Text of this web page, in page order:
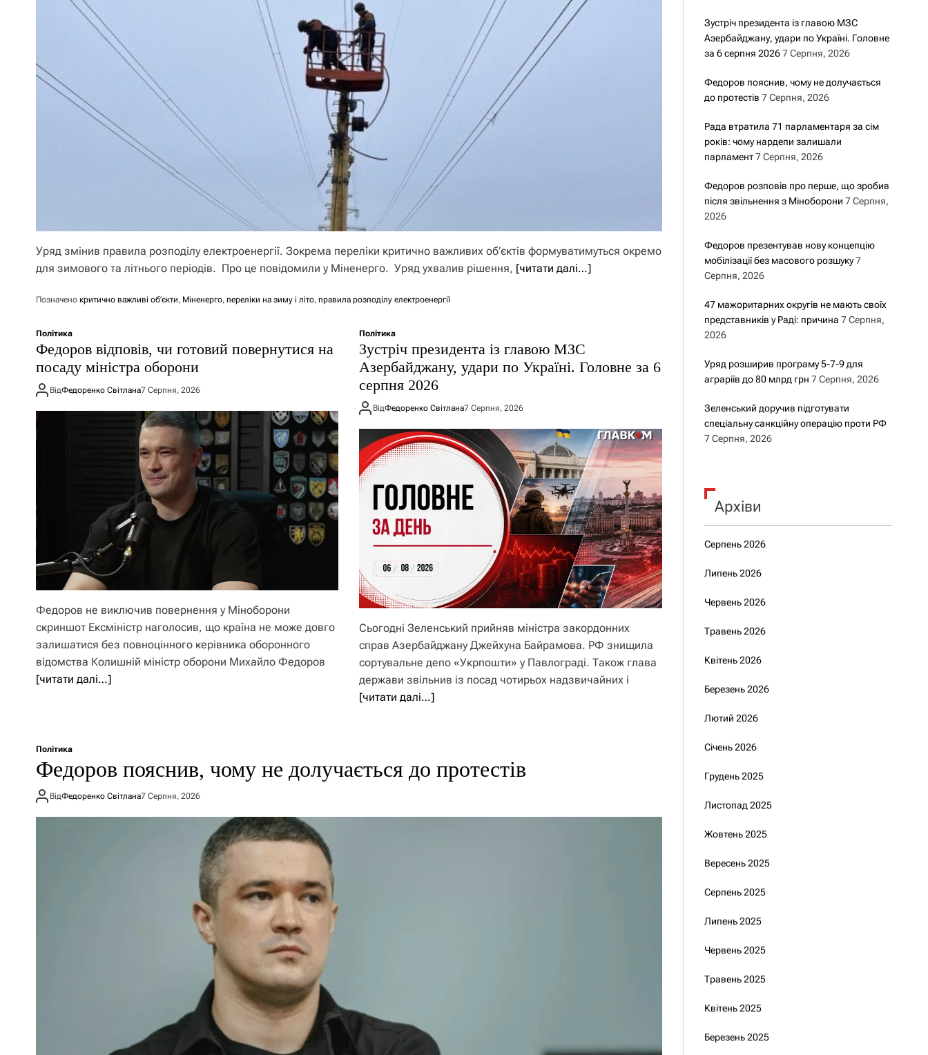
Уряд змінив правила розподілу електроенергії. Зокрема переліки критично важливих об’єктів формуватимуться окремо
для зимового та літнього періодів. Про це повідомили у Міненерго. Уряд ухвалив рішення, [читати далі…]
Позначено критично важливі об’єкти, Міненерго, переліки на зиму і літо, правила розподілу електроенергії
Політика
Федоров відповів, чи готовий повернутися на
посаду міністра оборони
ВідФедоренко Світлана7 Серпня, 2026
Федоров не виключив повернення у Міноборони
скриншот Ексміністр наголосив, що країна не може довго
залишатися без повноцінного керівника оборонного
відомства Колишній міністр оборони Михайло Федоров
[читати далі…]
Політика
Зустріч президента із главою МЗС
Азербайджану, удари по Україні. Головне за 6
серпня 2026
ВідФедоренко Світлана7 Серпня, 2026
Сьогодні Зеленський прийняв міністра закордонних
справ Азербайджану Джейхуна Байрамова. РФ знищила
сортувальне депо «Укрпошти» у Павлограді. Також глава
держави звільнив із посад чотирьох надзвичайних і
[читати далі…]
Політика
Федоров пояснив, чому не долучається до протестів
ВідФедоренко Світлана7 Серпня, 2026
Зустріч президента із главою МЗС
Азербайджану, удари по Україні. Головне
за 6 серпня 2026 7 Серпня, 2026
Федоров пояснив, чому не долучається
до протестів 7 Серпня, 2026
Рада втратила 71 парламентаря за сім
років: чому нардепи залишали
парламент 7 Серпня, 2026
Федоров розповів про перше, що зробив
після звільнення з Міноборони 7 Серпня,
2026
Федоров презентував нову концепцію
мобілізації без масового розшуку 7
Серпня, 2026
47 мажоритарних округів не мають своїх
представників у Раді: причина 7 Серпня,
2026
Уряд розширив програму 5-7-9 для
аграріїв до 80 млрд грн 7 Серпня, 2026
Зеленський доручив підготувати
спеціальну санкційну операцію проти РФ
7 Серпня, 2026
Архіви
Серпень 2026
Липень 2026
Червень 2026
Травень 2026
Квітень 2026
Березень 2026
Лютий 2026
Січень 2026
Грудень 2025
Листопад 2025
Жовтень 2025
Вересень 2025
Серпень 2025
Липень 2025
Червень 2025
Травень 2025
Квітень 2025
Березень 2025